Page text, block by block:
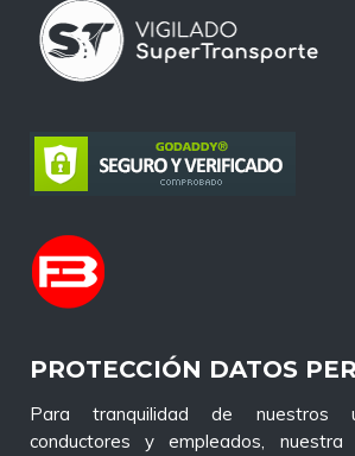
PROTECCIÓN DATOS
Para tranquilidad de nuestros
conductores y empleados, nuestra